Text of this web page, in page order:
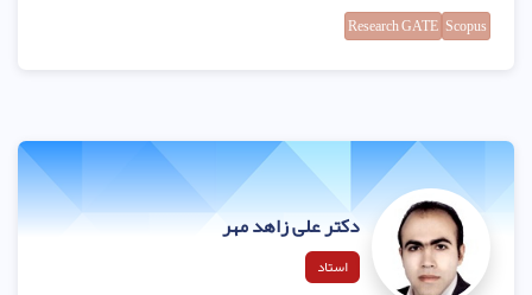
Scopus
Research GATE
دکتر علی زاهد مهر
استاد